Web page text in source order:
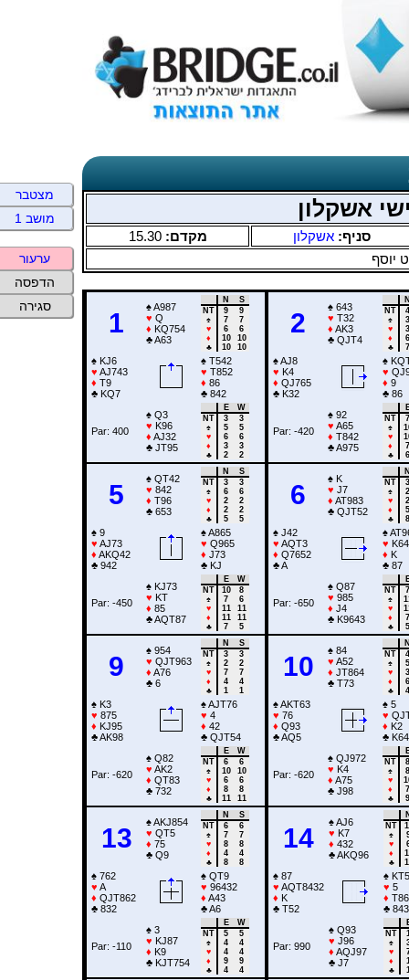
אשקלון
סניף:אשקלון מקדם:15.30
יוסף
1
♠A987
♥ Q
♦ KQ754
♣A63
N
S
NT
9
9
♠
7
7
♥
6
6
♦
10
10
♣
10 10
♠ KJ6
♥ AJ743
♦ T9
♣ KQ7
♠ T542
♥ T852
♦ 86
♣ 842
Par: 400
♠ Q3
♥ K96
♦ AJ32
♣ JT95
E
W
NT
3
3
♠
5
5
♥
6
6
♦
3
3
♣
2 2
2
♠ 643
♥ T32
♦ AK3
♣ QJT4
NT
4
♠
3
♥
3
♦
6
♣
7
♠AJ8
♥ K4
♦ QJ765
♣ K32
♠
♥
♦ 9
♣ 86
Par: -420
♠ 92
♥ A65
♦ T842
♣A975
NT
7
♠
♥
♦
7
♣
6
5
♠ QT42
♥ 842
♦ T96
♣ 653
N
S
NT
3
3
♠
6
6
♥
2
2
♦
2
2
♣
5 5
♠ 9
♥ AJ73
♦ AKQ42
♣ 942
♠A865
♥ Q965
♦ J73
♣ KJ
Par: -450
♠ KJ73
♥ KT
♦ 85
♣AQT87
E
W
NT
10
8
♠
7
6
♥
11
11
♦
11
11
♣
7 5
6
♠ K
♥ J7
♦ AT983
♣ QJT52
NT
3
♠
2
♥
2
♦
5
♣
8
♠ J42
♥ AQT3
♦ Q7652
♣A
♠
♥
♦ K
♣ 87
Par: -650
♠ Q87
♥ 985
♦ J4
♣ K9643
NT
7
♠
♥
♦
7
♣
5
9
♠ 954
♥ QJT963
♦ A76
♣ 6
N
S
NT
3
3
♠
2
2
♥
7
7
♦
4
4
♣
1 1
♠ K3
♥ 875
♦ KJ95
♣AK98
♠AJT76
♥ 4
♦ 42
♣ QJT54
Par: -620
♠ Q82
♥ AK2
♦ QT83
♣ 732
E
W
NT
6
6
♠
10
10
♥
6
6
♦
8
8
♣
11 11
10
♠ 84
♥ A52
♦ JT864
♣ T73
NT
4
♠
5
♥
3
♦
6
♣
4
♠AKT63
♥ 76
♦ Q93
♣AQ5
♠ 5
♥
♦ K2
♣
Par: -620
♠ QJ972
♥ K4
♦ A75
♣ J98
NT
8
♠
8
♥
♦
7
♣
9
13
♠AKJ854
♥ QT5
♦ 75
♣ Q9
N
S
NT
6
6
♠
7
7
♥
8
8
♦
4
4
♣
8 8
♠ 762
♥ A
♦ QJT862
♣ 832
♠ QT9
♥ 96432
♦ A43
♣A6
Par: -110
♠ 3
♥ KJ87
♦ K9
♣ KJT754
E
W
NT
5
5
♠
4
4
♥
4
4
♦
9
9
♣
4 4
14
♠AJ6
♥ K7
♦ 432
♣AKQ96
NT
♠
♥
♦
♣
♠ 87
♥ AQT8432
♦ K
♣ T52
♠
♥ 5
♦
♣ 843
Par: 990
♠ Q93
♥ J96
♦ AQJ97
♣ J7
NT
♠
♥
♦
♣
מצטבר
מושב 1
ערעור
הדפסה
סגירה